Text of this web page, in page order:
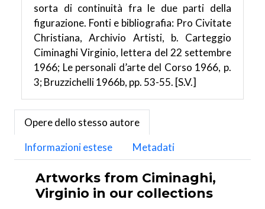
sorta di continuità fra le due parti della
figurazione. Fonti e bibliografia: Pro Civitate
Christiana, Archivio Artisti, b. Carteggio
Ciminaghi Virginio, lettera del 22 settembre
1966; Le personali d’arte del Corso 1966, p.
3; Bruzzichelli 1966b, pp. 53-55. [S.V.]
Opere dello stesso autore
Informazioni estese
Metadati
Artworks from Ciminaghi,
Virginio in our collections